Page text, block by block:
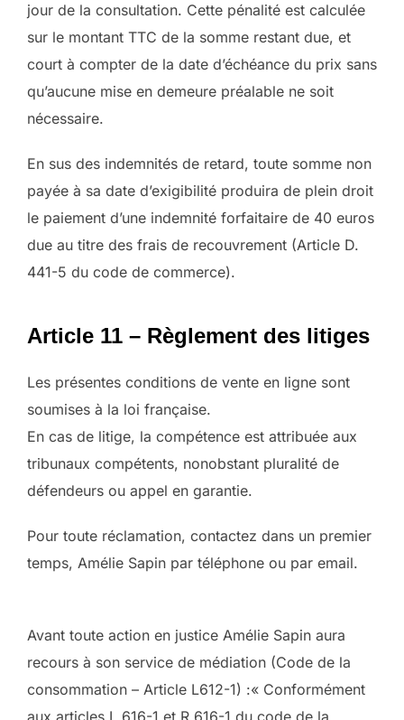
jour de la consultation. Cette pénalité est calculée
sur le montant TTC de la somme restant due, et
court à compter de la date d’échéance du prix sans
qu’aucune mise en demeure préalable ne soit
nécessaire.
En sus des indemnités de retard, toute somme non
payée à sa date d’exigibilité produira de plein droit
le paiement d’une indemnité forfaitaire de 40 euros
due au titre des frais de recouvrement (Article D.
441-5 du code de commerce).
Article 11 – Règlement des litiges
Les présentes conditions de vente en ligne sont
soumises à la loi française.
En cas de litige, la compétence est attribuée aux
tribunaux compétents, nonobstant pluralité de
défendeurs ou appel en garantie.
Pour toute réclamation, contactez dans un premier
temps, Amélie Sapin par téléphone ou par email.
Avant toute action en justice Amélie Sapin aura
recours à son service de médiation (Code de la
consommation – Article L612-1) :« Conformément
aux articles L.616-1 et R.616-1 du code de la